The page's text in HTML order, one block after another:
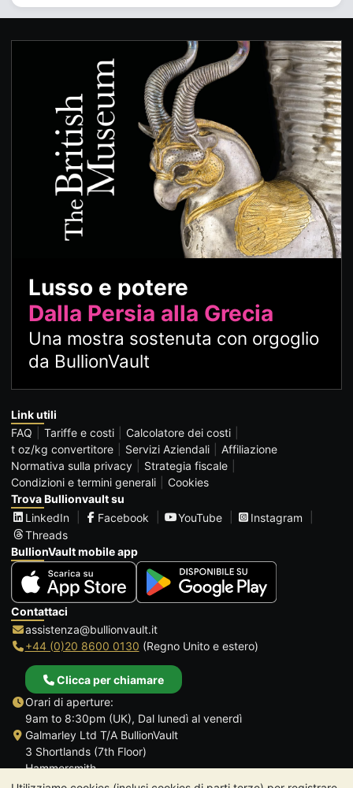
Lusso e potere
Dalla Persia alla Grecia
Una mostra sostenuta con orgoglio
da BullionVault
Link utili
FAQ
Tariffe e costi
Calcolatore dei costi
t oz/kg convertitore
Servizi Aziendali
Affiliazione
Normativa sulla privacy
Strategia fiscale
Condizioni e termini generali
Cookies
Trova Bullionvault su
LinkedIn
Facebook YouTube
Instagram
Threads
BullionVault mobile app
Contattaci
assistenza@bullionvault.it
+44 (0)20 8600 0130 (Regno Unito e estero)
Clicca per chiamare
Orari di aperture:
9am to 8:30pm (UK), Dal lunedì al venerdì
Galmarley Ltd T/A BullionVault
3 Shortlands (7th Floor)
Hammersmith
Londra